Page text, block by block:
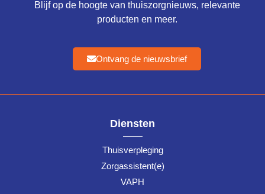
Blijf op de hoogte van thuiszorgnieuws, relevante
producten en meer.
Ontvang de nieuwsbrief
Diensten
Thuisverpleging
Zorgassistent(e)
VAPH